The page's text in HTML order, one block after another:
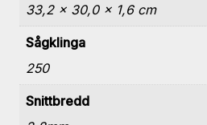
33,2 × 30,0 × 1,6 cm
Sågklinga
250
Snittbredd